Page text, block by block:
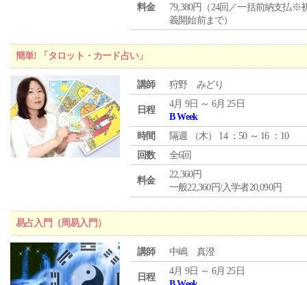
料金
79,380円（24回／一括前納支払※
義開始前まで）
簡単! 「タロット・カード占い」
講師 狩野 みどり
日程
4月 9日 ～ 6月 25日
B Week
時間
隔週 （木） 14 ：50 ～ 16 ：10
回数
全6回
料金
22,360円
一般22,360円/入学者20,090円
易占入門（周易入門）
講師 中嶋 真澄
日程
4月 9日 ～ 6月 25日